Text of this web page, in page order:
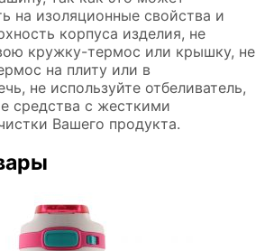
на изоляционные свойства и
корпуса изделия, не
кружку-термос или крышку, не
на плиту или в
не используйте отбеливатель,
средства с жесткими
Вашего продукта.